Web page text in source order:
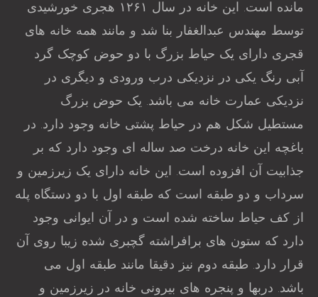
مانده است. این خانه در سال ۱۲۶۱ هجری خورشیدی
توسط مهندس عبدالغفار بنا شد و مانند همه خانه های
قجری دارای یک حیاط بزرگ با دو حوض کوچک گرد
آبی رنگ یکی در نزدیکی درب ورودی و دیگری در
نزدیکی عمارت خانه می باشد. یک حوض بزرگ
مستطیل شکل هم در حیاط پشتی خانه وجود دارد. در
باغچه این خانه درخت صد ساله ای وجود دارد که بر
جذابیت آن افزوده است. این خانه دارای یک زیرزمین و
سرداب و دو طبقه است که طبقه اول با دو دستگاه پله
از کف حیاط ساخته شده است و در آن ایوانی وجود
دارد که ستون های برافراشته گچبری شده زیبا روی آن
قرار دارد. طبقه دوم نیز دقیقا مانند طبقه اول می
باشد. دربها و پنجره های بیرونی خانه در زیرزمین و